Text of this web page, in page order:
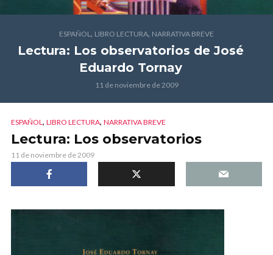
ESPAÑOL, LIBRO LECTURA, NARRATIVA BREVE
Lectura: Los observatorios de José
Eduardo Tornay
11 de noviembre de 2009
ESPAÑOL, LIBRO LECTURA, NARRATIVA BREVE
Lectura: Los observatorios
11 de noviembre de 2009